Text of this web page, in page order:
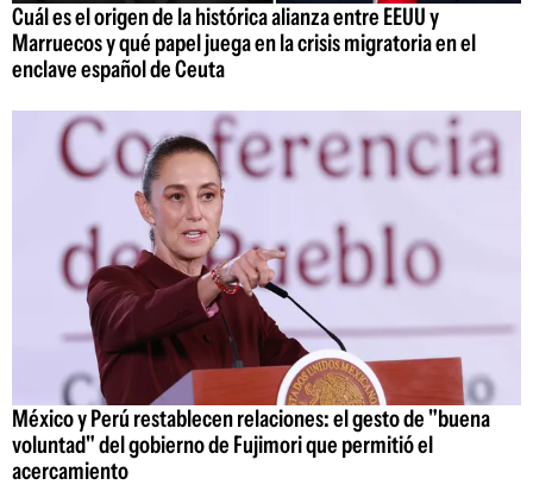
Cuál es el origen de la histórica alianza entre EEUU y
Marruecos y qué papel juega en la crisis migratoria en el
enclave español de Ceuta
México y Perú restablecen relaciones: el gesto de "buena
voluntad" del gobierno de Fujimori que permitió el
acercamiento